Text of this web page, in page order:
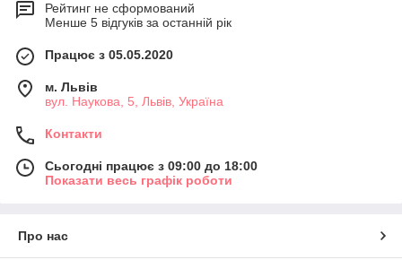
Рейтинг не сформований
Менше 5 відгуків за останній рік
Працює з 05.05.2020
м. Львів
вул. Наукова, 5, Львів, Україна
Контакти
Сьогодні працює з 09:00 до 18:00
Показати весь графік роботи
Про нас